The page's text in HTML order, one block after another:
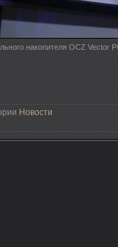
накопителя OCZ Vector
Новости